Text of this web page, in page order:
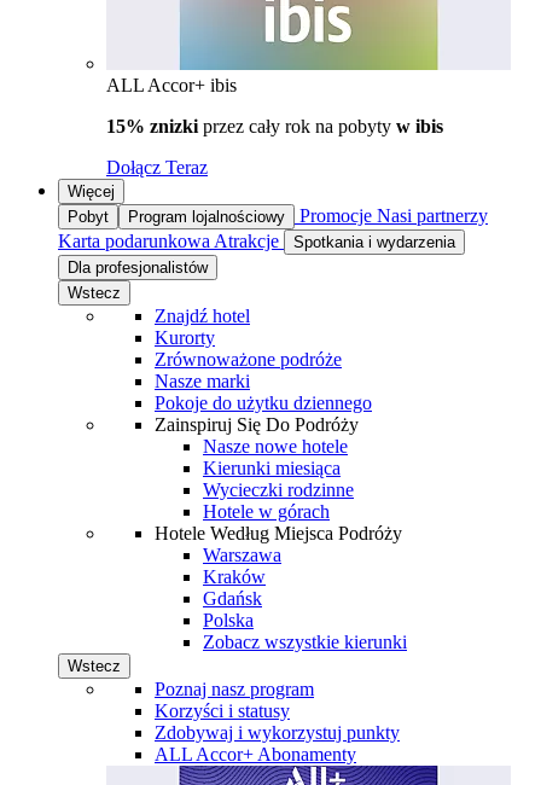
ALL Accor+ ibis
15% znizki przez cały rok na pobyty w ibis
Dołącz Teraz
Więcej
Pobyt
Program lojalnościowy Promocje Nasi partnerzy
Karta podarunkowa Atrakcje
Spotkania i wydarzenia
Dla profesjonalistów
Wstecz
Znajdź hotel
Kurorty
Zrównoważone podróże
Nasze marki
Pokoje do użytku dziennego
Zainspiruj Się Do Podróży
Nasze nowe hotele
Kierunki miesiąca
Wycieczki rodzinne
Hotele w górach
Hotele Według Miejsca Podróży
Warszawa
Kraków
Gdańsk
Polska
Zobacz wszystkie kierunki
Wstecz
Poznaj nasz program
Korzyści i statusy
Zdobywaj i wykorzystuj punkty
ALL Accor+ Abonamenty